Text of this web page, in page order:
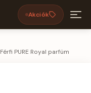
Akciók
Férfi PURE Royal parfüm